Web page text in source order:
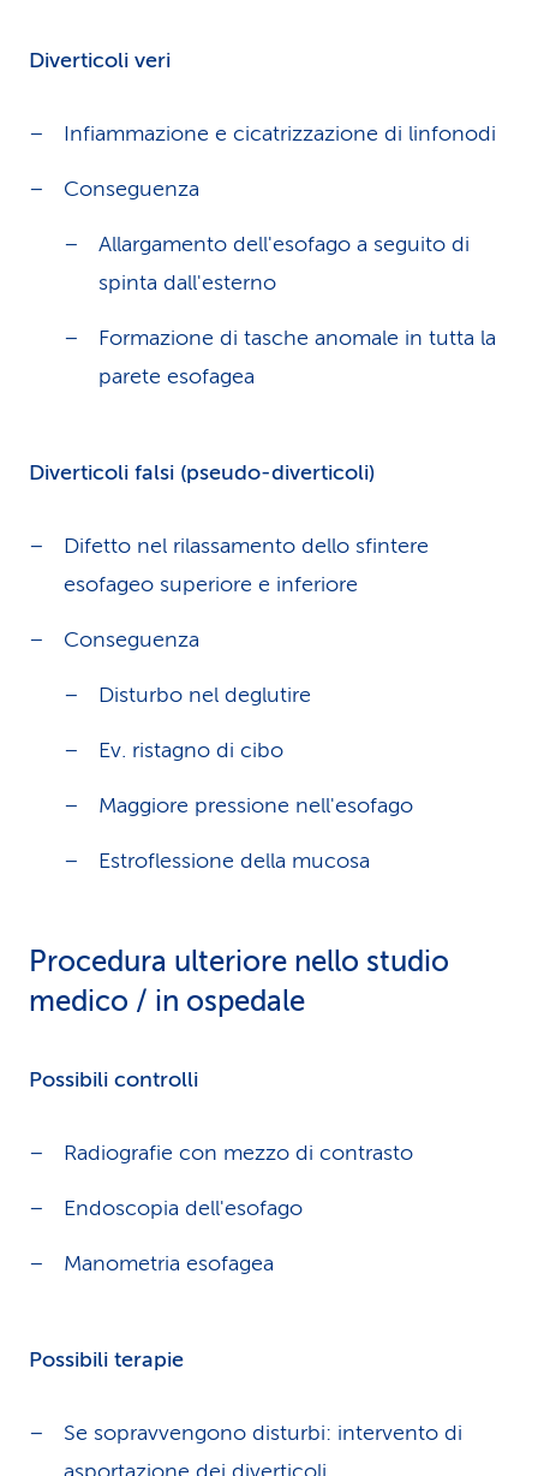
Diverticoli veri
Infiammazione e cicatrizzazione di linfonodi
Conseguenza
Allargamento dell'esofago a seguito di
spinta dall'esterno
Formazione di tasche anomale in tutta la
parete esofagea
Diverticoli falsi (pseudo-diverticoli)
Difetto nel rilassamento dello sfintere
esofageo superiore e inferiore
Conseguenza
Disturbo nel deglutire
Ev. ristagno di cibo
Maggiore pressione nell'esofago
Estroflessione della mucosa
Procedura ulteriore nello studio
medico / in ospedale
Possibili controlli
Radiografie con mezzo di contrasto
Endoscopia dell'esofago
Manometria esofagea
Possibili terapie
Se sopravvengono disturbi: intervento di
asportazione dei diverticoli